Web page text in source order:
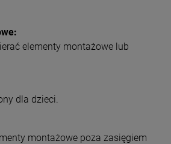
elementy montażowe lub
dla dzieci.
montażowe poza zasięgiem